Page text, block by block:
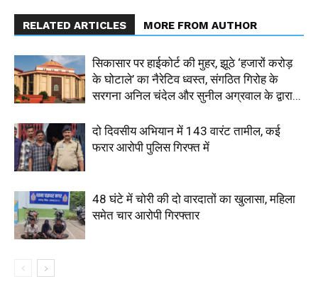
RELATED ARTICLES MORE FROM AUTHOR
सिकासार पर हाईकोर्ट की मुहर, झूठे ‘हजारों करोड़
के घोटाले’ का नैरेटिव ध्वस्त, संगठित गिरोह के
सरगना अनिल चंदेल और सुनील अग्रवाल के द्वारा...
दो दिवसीय अभियान में 143 वारंट तामील, कई
फरार आरोपी पुलिस गिरफ्त में
48 घंटे में चोरी की दो वारदातों का खुलासा, महिला
समेत चार आरोपी गिरफ्तार